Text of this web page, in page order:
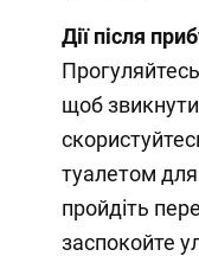
Дії після
щоб звикнути
туалетом
пройдіть
заспокойте